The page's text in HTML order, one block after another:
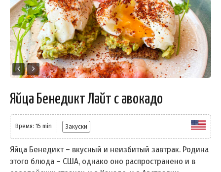
Яйца Бенедикт Лайт с авокадо
Время: 15 min Закуски
Яйца Бенедикт – вкусный и неизбитый завтрак. Родина
этого блюда – США, однако оно распространено и в